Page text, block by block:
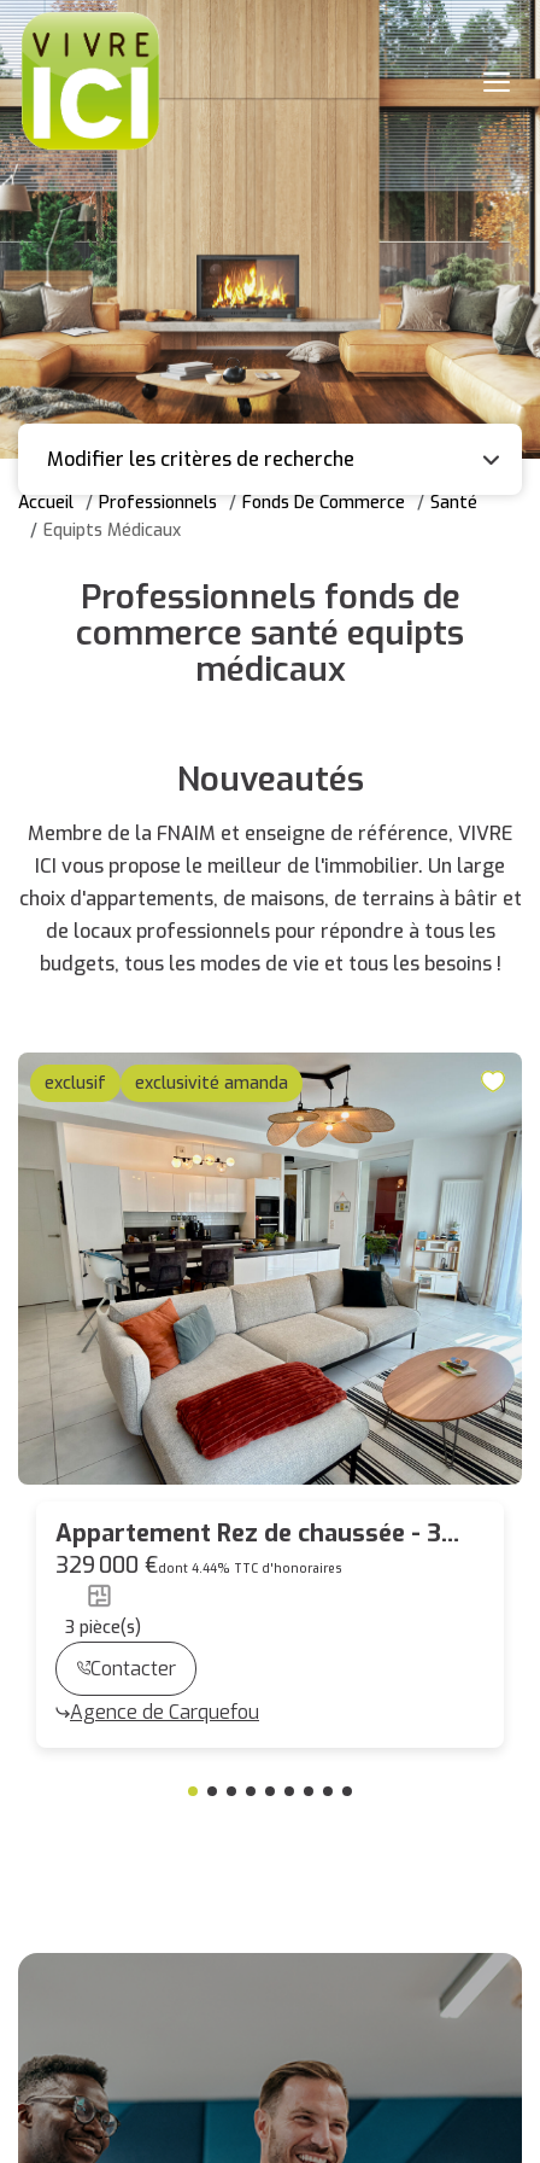
Modifier les critères de recherche
Accueil Professionnels Fonds De Commerce
Santé
Equipts Médicaux
Professionnels fonds de
commerce santé equipts
médicaux
Nouveautés
Membre de la FNAIM et enseigne de référence, VIVRE
ICI vous propose le meilleur de l'immobilier. Un large
choix d'appartements, de maisons, de terrains à bâtir et
de locaux professionnels pour répondre à tous les
budgets, tous les modes de vie et tous les besoins !
exclusif exclusivité amanda
Appartement Rez de chaussée - 3
pièces - Bourg de Carquefou - 94m²
329 000 €dont 4.44% TTC d'honoraires
3 pièce(s)
Contacter
Agence de Carquefou